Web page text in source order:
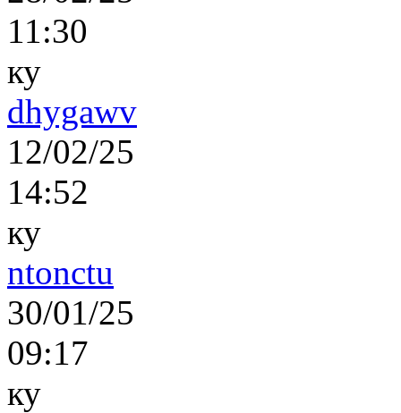
11:30
ку
dhygawv
12/02/25
14:52
ку
ntonctu
30/01/25
09:17
ку